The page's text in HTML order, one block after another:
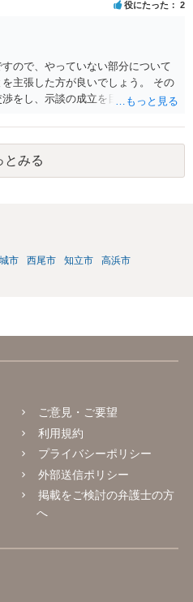
役にたった 2
ので、やっていない部分について
主張した方が良いでしょう。 その
をし、示談の成立を目指す必要が
とみる
市 西尾市 知立市
高浜市
ご意見・ご要望
利用規約
プライバシーポリシー
外部送信ポリシー
掲載をご検討の弁護士の方
へ